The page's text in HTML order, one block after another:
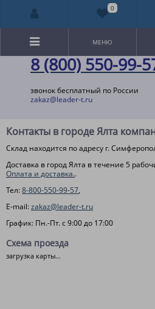
8 (800) 550-99-
звонок бесплатный по России
zakaz@leader-t.ru
МЕНЮ
Контакты в городе Ялта
Склад находится по адресу г.
Доставка в город Ялта в течение 5
Оплата и доставка..
Тел:8-800-550-99-57,
E-mail:zakaz@leader-t.ru
График: Пн.-Пт. с 9:00 до 17:00
Схема проезда
загрузка карты...
0